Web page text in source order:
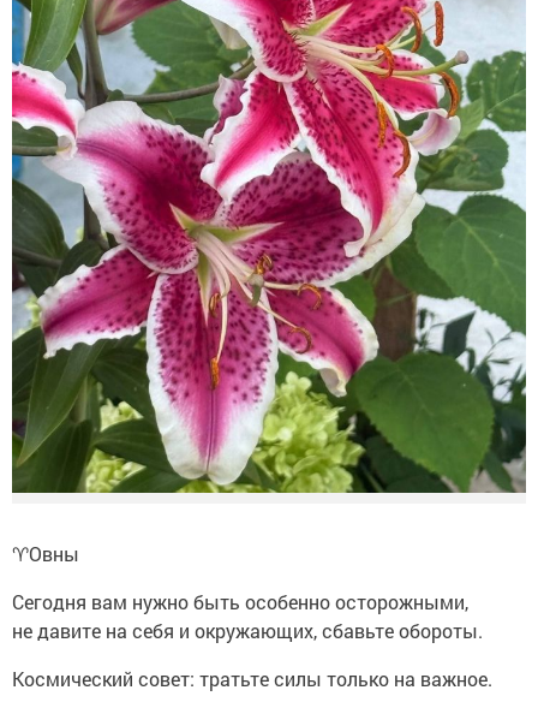
♈️Овны
Сегодня вам нужно быть особенно осторожными,
не давите на себя и окружающих, сбавьте обороты.
Космический совет: тратьте силы только на важное.